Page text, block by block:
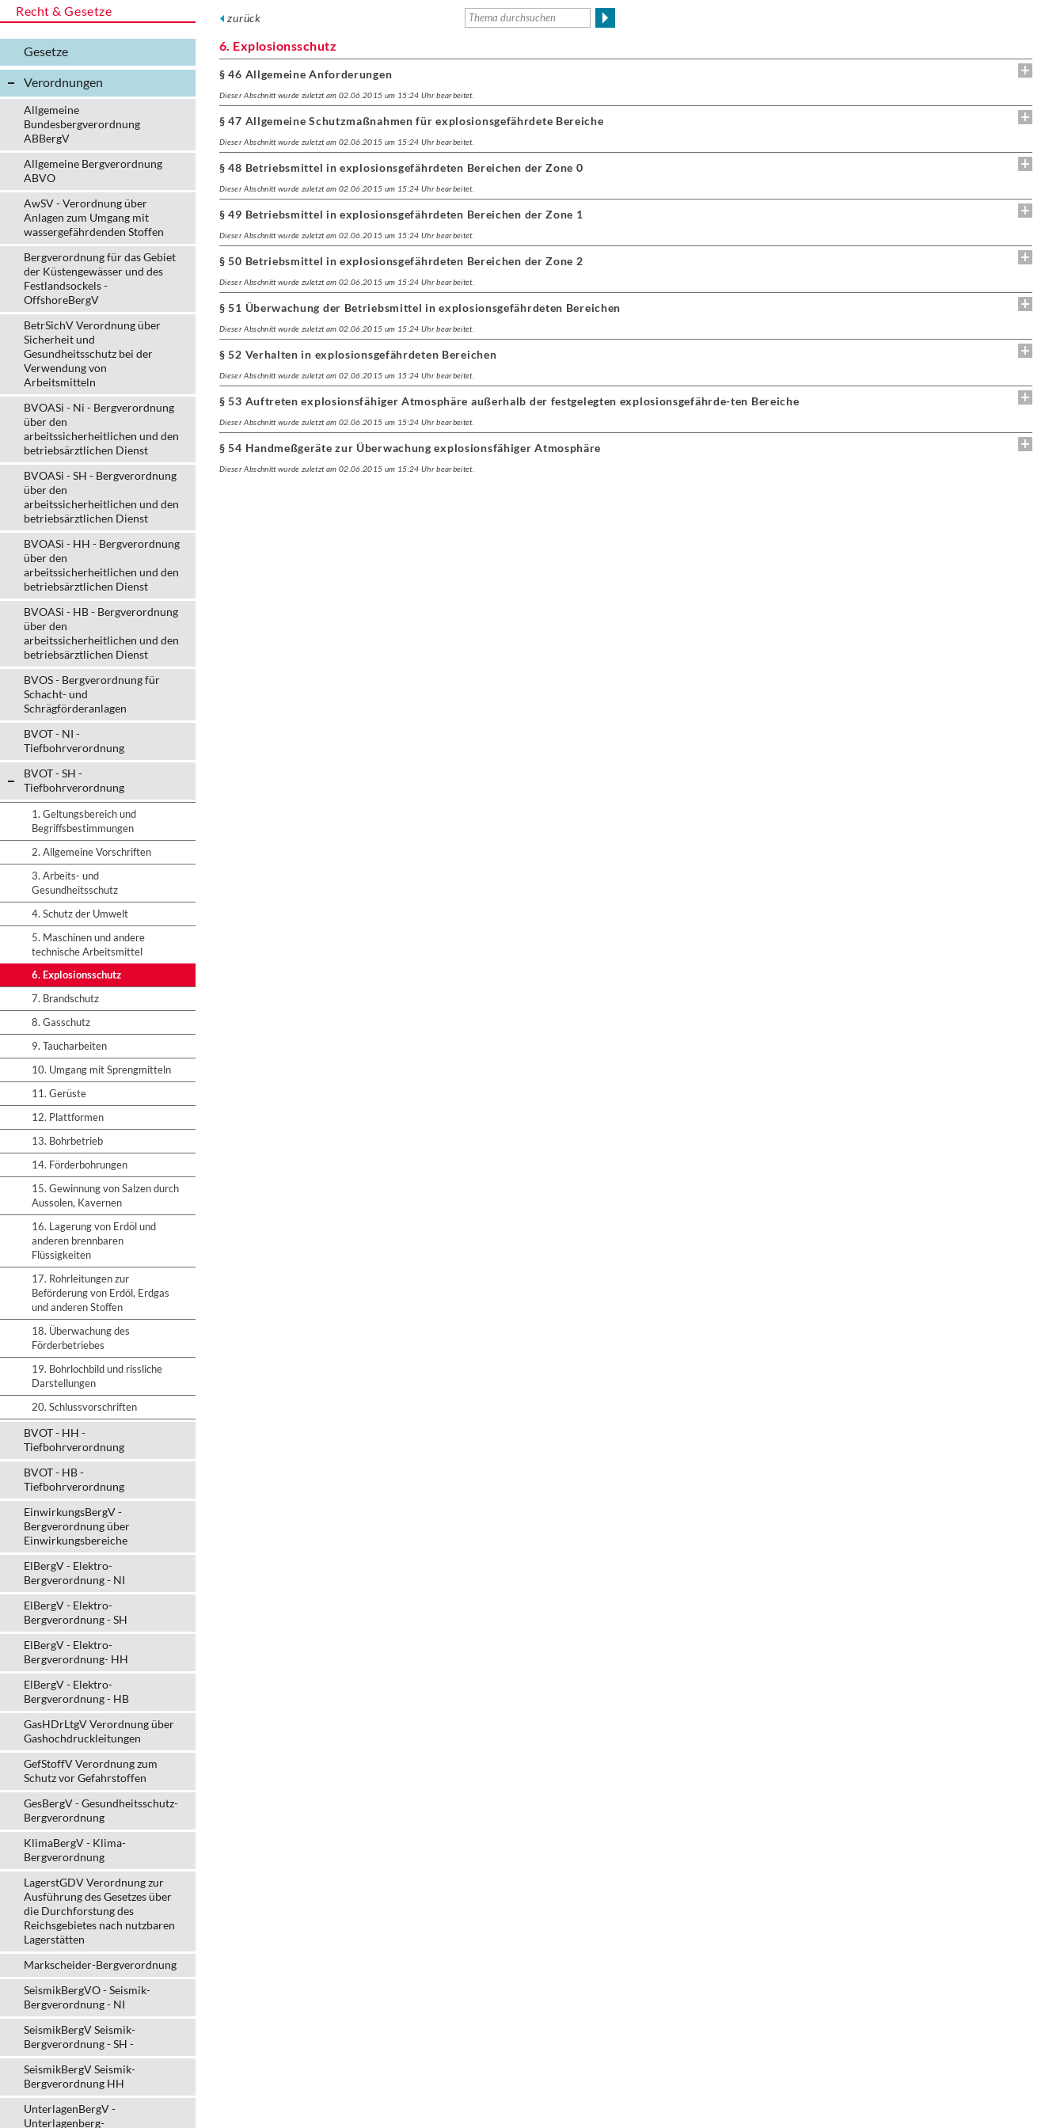
Recht & Gesetze
Gesetze
Verordnungen
Allgemeine
Bundesbergverordnung
ABBergV
Allgemeine Bergverordnung
ABVO
AwSV - Verordnung über
Anlagen zum Umgang mit
wassergefährdenden Stoffen
Bergverordnung für das Gebiet
der Küstengewässer und des
Festlandsockels -
OffshoreBergV
BetrSichV Verordnung über
Sicherheit und
Gesundheitsschutz bei der
Verwendung von
Arbeitsmitteln
BVOASi - Ni - Bergverordnung
über den
arbeitssicherheitlichen und den
betriebsärztlichen Dienst
BVOASi - SH - Bergverordnung
über den
arbeitssicherheitlichen und den
betriebsärztlichen Dienst
BVOASi - HH - Bergverordnung
über den
arbeitssicherheitlichen und den
betriebsärztlichen Dienst
BVOASi - HB - Bergverordnung
über den
arbeitssicherheitlichen und den
betriebsärztlichen Dienst
BVOS - Bergverordnung für
Schacht- und
Schrägförderanlagen
BVOT - NI -
Tiefbohrverordnung
BVOT - SH -
Tiefbohrverordnung
1. Geltungsbereich und
Begriffsbestimmungen
2. Allgemeine Vorschriften
3. Arbeits- und
Gesundheitsschutz
4. Schutz der Umwelt
5. Maschinen und andere
technische Arbeitsmittel
6. Explosionsschutz
7. Brandschutz
8. Gasschutz
9. Taucharbeiten
10. Umgang mit Sprengmitteln
11. Gerüste
12. Plattformen
13. Bohrbetrieb
14. Förderbohrungen
15. Gewinnung von Salzen durch
Aussolen, Kavernen
16. Lagerung von Erdöl und
anderen brennbaren
Flüssigkeiten
17. Rohrleitungen zur
Beförderung von Erdöl, Erdgas
und anderen Stoffen
18. Überwachung des
Förderbetriebes
19. Bohrlochbild und rissliche
Darstellungen
20. Schlussvorschriften
BVOT - HH -
Tiefbohrverordnung
BVOT - HB -
Tiefbohrverordnung
EinwirkungsBergV -
Bergverordnung über
Einwirkungsbereiche
ElBergV - Elektro-
Bergverordnung - NI
ElBergV - Elektro-
Bergverordnung - SH
ElBergV - Elektro-
Bergverordnung- HH
ElBergV - Elektro-
Bergverordnung - HB
GasHDrLtgV Verordnung über
Gashochdruckleitungen
GefStoffV Verordnung zum
Schutz vor Gefahrstoffen
GesBergV - Gesundheitsschutz-
Bergverordnung
KlimaBergV - Klima-
Bergverordnung
LagerstGDV Verordnung zur
Ausführung des Gesetzes über
die Durchforstung des
Reichsgebietes nach nutzbaren
Lagerstätten
Markscheider-Bergverordnung
SeismikBergVO - Seismik-
Bergverordnung - NI
SeismikBergV Seismik-
Bergverordnung - SH -
SeismikBergV Seismik-
Bergverordnung HH
UnterlagenBergV -
Unterlagenberg-
zurück
6. Explosionsschutz
§ 46 Allgemeine Anforderungen
Dieser Abschnitt wurde zuletzt am 02.06.2015 um 15:24 Uhr bearbeitet.
§ 47 Allgemeine Schutzmaßnahmen für explosionsgefährdete Bereiche
Dieser Abschnitt wurde zuletzt am 02.06.2015 um 15:24 Uhr bearbeitet.
§ 48 Betriebsmittel in explosionsgefährdeten Bereichen der Zone 0
Dieser Abschnitt wurde zuletzt am 02.06.2015 um 15:24 Uhr bearbeitet.
§ 49 Betriebsmittel in explosionsgefährdeten Bereichen der Zone 1
Dieser Abschnitt wurde zuletzt am 02.06.2015 um 15:24 Uhr bearbeitet.
§ 50 Betriebsmittel in explosionsgefährdeten Bereichen der Zone 2
Dieser Abschnitt wurde zuletzt am 02.06.2015 um 15:24 Uhr bearbeitet.
§ 51 Überwachung der Betriebsmittel in explosionsgefährdeten Bereichen
Dieser Abschnitt wurde zuletzt am 02.06.2015 um 15:24 Uhr bearbeitet.
§ 52 Verhalten in explosionsgefährdeten Bereichen
Dieser Abschnitt wurde zuletzt am 02.06.2015 um 15:24 Uhr bearbeitet.
§ 53 Auftreten explosionsfähiger Atmosphäre außerhalb der festgelegten explosionsgefährde-ten Bereiche
Dieser Abschnitt wurde zuletzt am 02.06.2015 um 15:24 Uhr bearbeitet.
§ 54 Handmeßgeräte zur Überwachung explosionsfähiger Atmosphäre
Dieser Abschnitt wurde zuletzt am 02.06.2015 um 15:24 Uhr bearbeitet.